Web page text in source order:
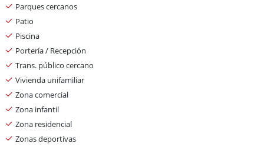
Parques cercanos
Patio
Piscina
Portería / Recepción
Trans. público cercano
Vivienda unifamiliar
Zona comercial
Zona infantil
Zona residencial
Zonas deportivas